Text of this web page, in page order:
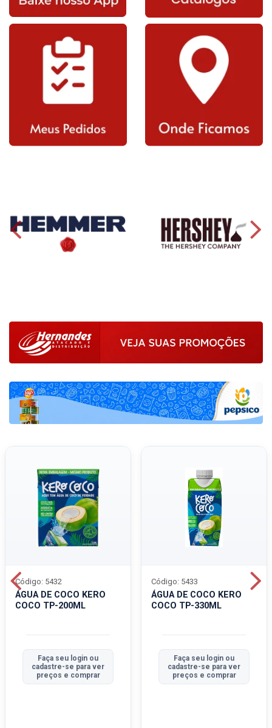
ÁGUA DE COCO KERO
COCO TP-200ML
Código: 5432
Faça seu login ou
cadastre-se para ver
preços e comprar
ÁGUA DE COCO KERO
COCO TP-330ML
Código: 5433
Faça seu login ou
cadastre-se para ver
preços e comprar